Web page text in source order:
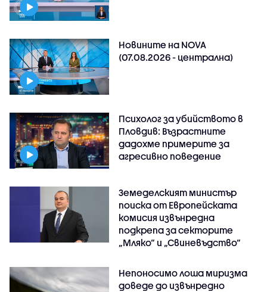
Новините на NOVA
(07.08.2026 - централна)
Психолог за убийството в
Пловдив: Възрастните
дадохме примерите за
агресивно поведение
Земеделският министър
поиска от Европейската
комисия извънредна
подкрепа за секторите
„Мляко“ и „Свиневъдство“
Непоносимо лоша миризма
доведе до извънредно